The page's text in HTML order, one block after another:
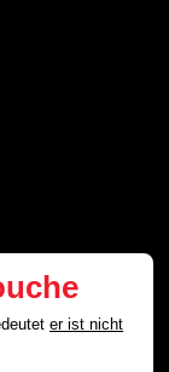
er ist nicht